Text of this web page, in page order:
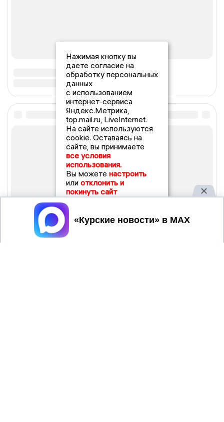
Нажимая кнопку вы
даете согласие на
обработку персональных
данных
с использованием
интернет-сервиса
Яндекс.Метрика,
top.mail.ru, LiveInternet.
На сайте используются
cookie. Оставаясь на
сайте, вы принимаете
все условия
использования.
Вы можете настроить
или отклонить и
покинуть сайт
Принять